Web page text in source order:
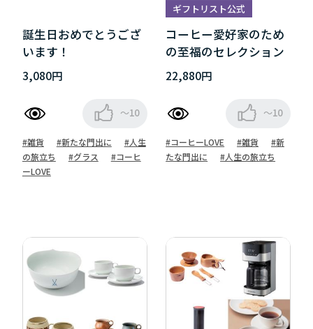
誕生日おめでとうござ
います！
3,080円
～10
#雑貨 #新たな門出に
#人生
の旅立ち
#グラス
#コーヒ
ーLOVE
ギフトリスト公式
コーヒー愛好家のため
の至福のセレクション
22,880円
～10
#コーヒーLOVE #雑貨
#新
たな門出に
#人生の旅立ち